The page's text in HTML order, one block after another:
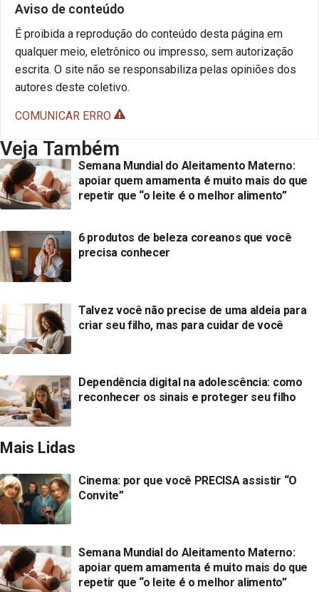
Aviso de conteúdo
É proibida a reprodução do conteúdo desta página em
qualquer meio, eletrônico ou impresso, sem autorização
escrita. O site não se responsabiliza pelas opiniões dos
autores deste coletivo.
COMUNICAR ERRO
Veja Também
Semana Mundial do Aleitamento Materno:
apoiar quem amamenta é muito mais do que
repetir que “o leite é o melhor alimento”
6 produtos de beleza coreanos que você
precisa conhecer
Talvez você não precise de uma aldeia para
criar seu filho, mas para cuidar de você
Dependência digital na adolescência: como
reconhecer os sinais e proteger seu filho
Mais Lidas
Cinema: por que você PRECISA assistir “O
Convite”
Semana Mundial do Aleitamento Materno:
apoiar quem amamenta é muito mais do que
repetir que “o leite é o melhor alimento”